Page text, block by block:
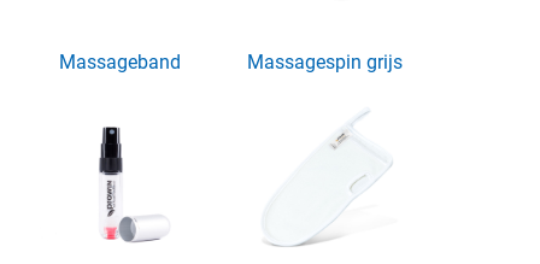
Massageband Massagespin grijs